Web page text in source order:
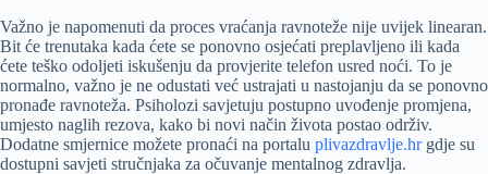
Važno je napomenuti da proces vraćanja ravnoteže nije uvijek linearan.
Bit će trenutaka kada ćete se ponovno osjećati preplavljeno ili kada
ćete teško odoljeti iskušenju da provjerite telefon usred noći. To je
normalno, važno je ne odustati već ustrajati u nastojanju da se ponovno
pronađe ravnoteža. Psiholozi savjetuju postupno uvođenje promjena,
umjesto naglih rezova, kako bi novi način života postao održiv.
Dodatne smjernice možete pronaći na portalu plivazdravlje.hrgdje su
dostupni savjeti stručnjaka za očuvanje mentalnog zdravlja.